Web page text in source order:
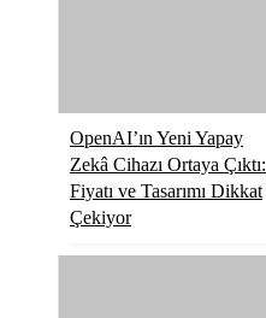
OpenAI’ın Yeni Yapay
Zekâ Cihazı Ortaya Çıktı:
Fiyatı ve Tasarımı Dikkat
Çekiyor